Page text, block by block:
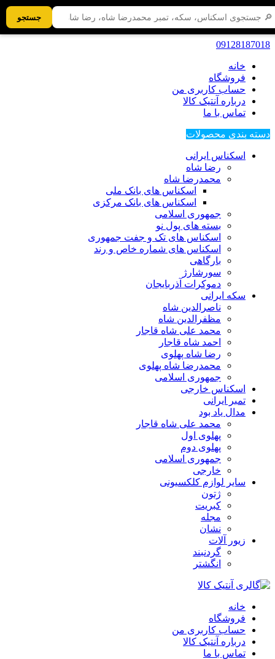
09128187018
خانه
فروشگاه
حساب کاربری من
درباره آنتیک کالا
تماس با ما
دسته بندی محصولات
اسکناس ایرانی
رضا شاه
محمدرضا شاه
اسکناس های بانک ملی
اسکناس های بانک مرکزی
جمهوری اسلامی
بسته های پول نو
اسکناس های تک و جفت جمهوری
اسکناس های شماره خاص و رند
بارگاهی
سورشارژ
دموکرات آذربایجان
سکه ایرانی
ناصرالدین شاه
مظفرالدین شاه
محمد علی شاه قاجار
احمد شاه قاجار
رضا شاه پهلوی
محمدرضا شاه پهلوی
جمهوری اسلامی
اسکناس خارجی
تمبر ایرانی
مدال یاد بود
محمد علی شاه قاجار
پهلوی اول
پهلوی دوم
جمهوری اسلامی
خارجی
سایر لوازم کلکسیونی
ژتون
کبریت
مجله
نشان
زیور آلات
گردنبند
انگشتر
خانه
فروشگاه
حساب کاربری من
درباره آنتیک کالا
تماس با ما
جستجو